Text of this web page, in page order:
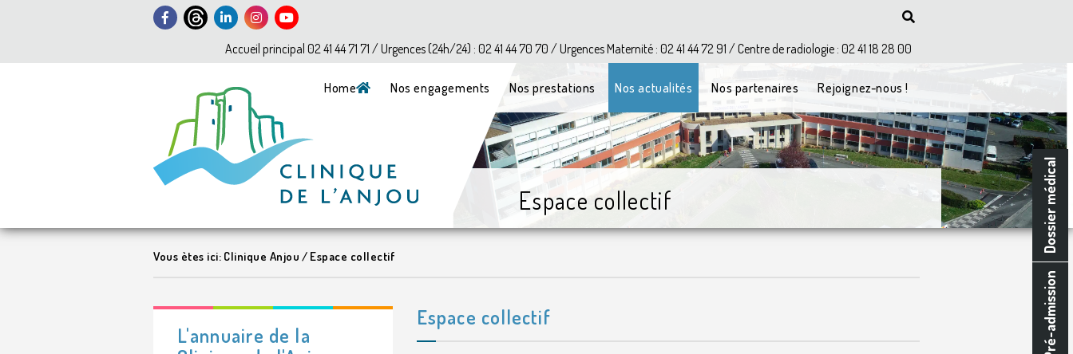
Pré-admission
Dossier médical
Accueil principal 02 41 44 71 71 / Urgences (24h/24) : 02 41 44 70 70 / Urgences Maternité : 02 41 44 72 91 / Centre de radiologie : 02 41 18 28 00
Home Nos engagements Nos prestations Nos actualités Nos partenaires Rejoignez-nous !
Espace collectif
Vous ètes ici: Clinique Anjou / Espace collectif
Espace collectif
L'annuaire de la